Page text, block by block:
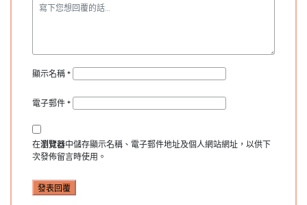
顯示名稱 *
電子郵件 *
在瀏覽器中儲存顯示名稱、電子郵件地址及個人網站網址，以供下
次發佈留言時使用。